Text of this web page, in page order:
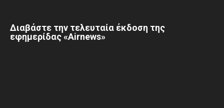
Διαβάστε την τελευταία έκδοση της
εφημερίδας «Airnews»